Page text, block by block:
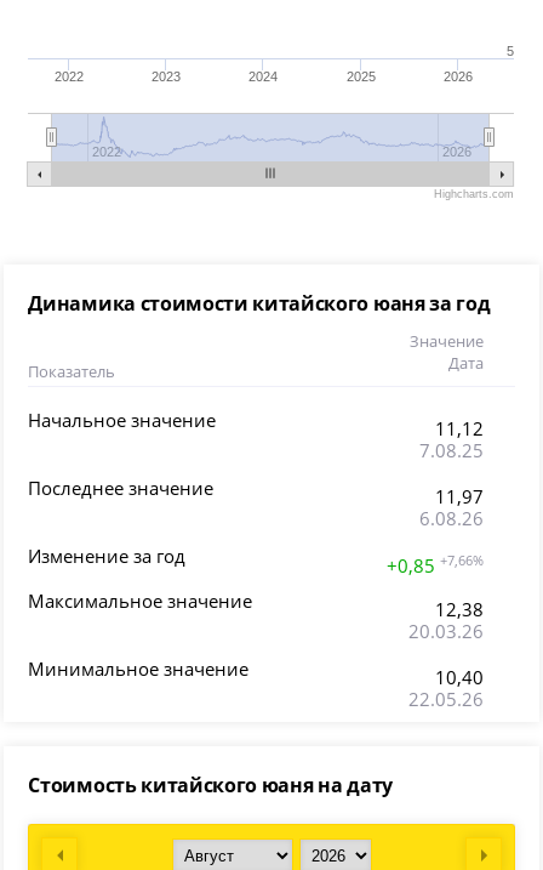
2022 2023 2024 2025 2026
2022 2026
5
Highcharts.com
Динамика стоимости китайского юаня за год
Показатель
Значение
Дата
Начальное значение
11,12
7.08.25
Последнее значение
11,97
6.08.26
Изменение за год
+0,85 +7,66%
Максимальное значение
12,38
20.03.26
Минимальное значение
10,40
22.05.26
Стоимость китайского юаня на дату